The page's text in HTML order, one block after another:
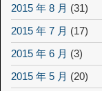
2015 年 8 月 (31)
2015 年 7 月 (17)
2015 年 6 月 (3)
2015 年 5 月 (20)